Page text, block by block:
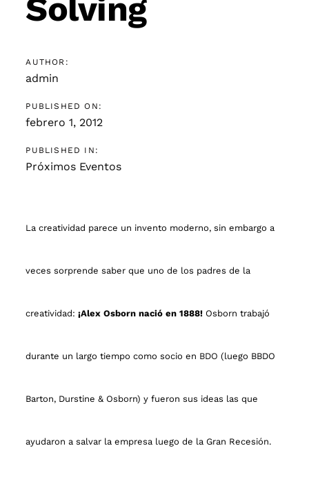
Solving
AUTHOR:
admin
PUBLISHED ON:
febrero 1, 2012
PUBLISHED IN:
Próximos Eventos
La creatividad parece un invento moderno, sin embargo a
veces sorprende saber que uno de los padres de la
creatividad:¡Alex Osborn nació en 1888! Osborn trabajó
durante un largo tiempo como socio en BDO (luego BBDO
Barton, Durstine & Osborn) y fueron sus ideas las que
ayudaron a salvar la empresa luego de la Gran Recesión.